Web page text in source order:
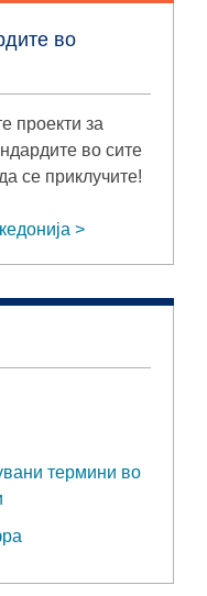
во
проекти за
во сите
се приклучите!
термини во